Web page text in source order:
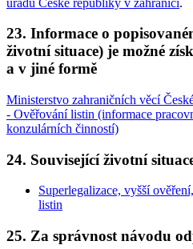
23. Informace o
životní situace) je možné
a v jiné formě
Ministerstvo zahraničních věcí
- Ověřování listin (informace
konzulárních činností)
24. Související životní
Superlegalizace, vyšší
listin
25. Za správnost návodu